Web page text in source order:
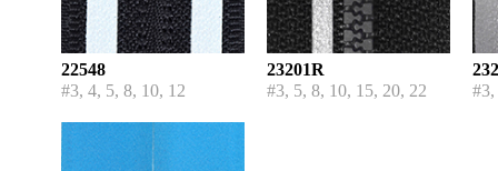
22548
#3, 4, 5, 8, 10, 12
23201R
#3, 5, 8, 10, 15, 20, 22
#3,